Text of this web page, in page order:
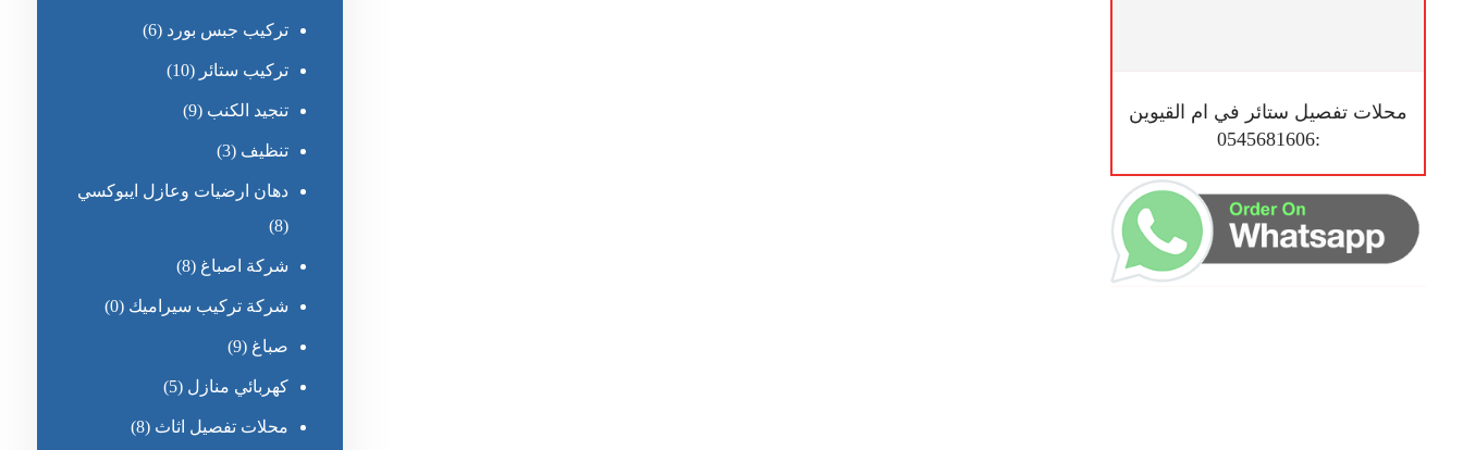
محلات تفصيل ستائر في ام القيوين
:0545681606
تركيب جبس بورد (6)
تركيب ستائر (10)
تنجيد الكنب (9)
تنظيف (3)
دهان ارضيات وعازل ايبوكسي
(8)
شركة اصباغ (8)
شركة تركيب سيراميك (0)
صباغ (9)
كهربائي منازل (5)
محلات تفصيل اثاث (8)